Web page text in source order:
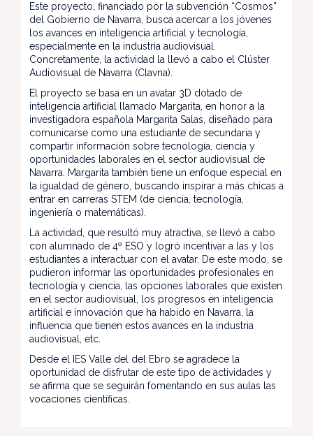
Este proyecto, financiado por la subvención “Cosmos”
del Gobierno de Navarra, busca acercar a los jóvenes
los avances en inteligencia artificial y tecnología,
especialmente en la industria audiovisual.
Concretamente, la actividad la llevó a cabo el Clúster
Audiovisual de Navarra (Clavna).
El proyecto se basa en un avatar 3D dotado de
inteligencia artificial llamado Margarita, en honor a la
investigadora española Margarita Salas, diseñado para
comunicarse como una estudiante de secundaria y
compartir información sobre tecnología, ciencia y
oportunidades laborales en el sector audiovisual de
Navarra. Margarita también tiene un enfoque especial en
la igualdad de género, buscando inspirar a más chicas a
entrar en carreras STEM (de ciencia, tecnología,
ingeniería o matemáticas).
La actividad, que resultó muy atractiva, se llevó a cabo
con alumnado de 4º ESO y logró incentivar a las y los
estudiantes a interactuar con el avatar. De este modo, se
pudieron informar las oportunidades profesionales en
tecnología y ciencia, las opciones laborales que existen
en el sector audiovisual, los progresos en inteligencia
artificial e innovación que ha habido en Navarra, la
influencia que tienen estos avances en la industria
audiovisual, etc.
Desde el IES Valle del del Ebro se agradece la
oportunidad de disfrutar de este tipo de actividades y
se afirma que se seguirán fomentando en sus aulas las
vocaciones científicas.